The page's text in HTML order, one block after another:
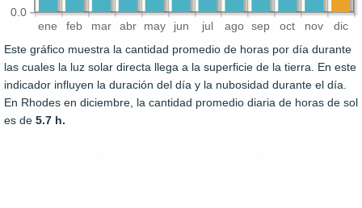
ene feb mar abr may jun jul ago sep oct nov dic
0.0
Este gráfico muestra la cantidad promedio de horas por día durante
las cuales la luz solar directa llega a la superficie de la tierra. En este
indicador influyen la duración del día y la nubosidad durante el día.
En Rhodes en diciembre, la cantidad promedio diaria de horas de sol
es de 5.7 h.